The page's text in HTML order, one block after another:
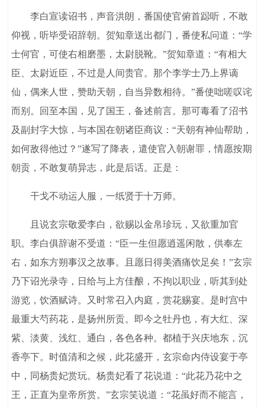
李白宣读诏书，声音洪朗，番国使官俯首跽听，不敢
仰视，听毕受诏辞朝。贺知章送出都门，番使私问道：“学
士何官，可使右相磨墨，太尉脱靴。”贺知章道：“有相大
臣、太尉近臣，不过是人间贵官。那个李学士乃上界谪
仙，偶来人世，赞助天朝，自当异数相待。”番使咄嗟叹诧
而别。回至本国，见了国王，备述前言。那可毒看了沼书
及副封字大惊，与本国在朝诸臣商议：“天朝有神仙帮助，
如何敌得他过？”遂写了降表，遣使官入朝谢罪，情愿按期
朝贡，不敢复萌异志，此是后话。正是：
干戈不动运人服，一纸贤于十万师。
且说玄宗敬爱李白，欲赐以金帛珍玩，又欲重加官
职。李白俱辞谢不受道：“臣一生但愿逍遥闲散，供奉左
右，如东方朔事汉之故事。且愿日得美酒痛饮足矣！”玄宗
乃下诏光录寺，日给与上方佳酿，不拘以职业，听其到处
游览，饮酒赋诗。又时常召入内庭，赏花赐宴。是时宫中
最重大芍药花，是扬州所贡。即今之牡丹也，有大红、深
紫、淡黄、浅红、通白，各色各种。都植于兴庆地东，沉
香亭下。时值清和之候，此花盛开，玄宗命内侍设宴于亭
中，同杨贵妃赏玩。杨贵妃看了花说道：“此花乃花中之
王，正直为皇帝所赏。”玄宗笑说道：“花虽好而不能言，